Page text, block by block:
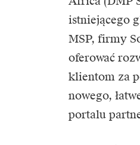
istniejącego
MSP, firmy
oferować
klientom za
nowego,
portalu